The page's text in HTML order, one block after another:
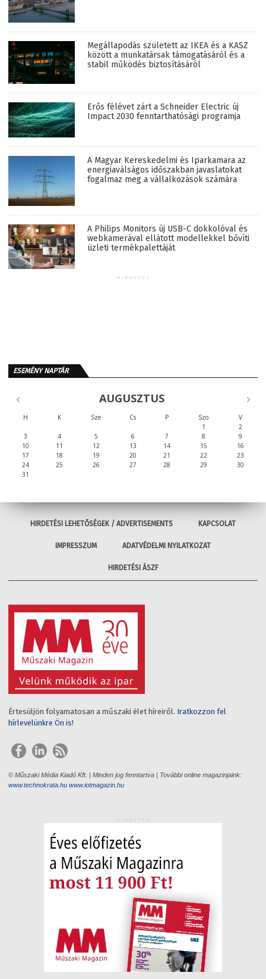
Megállapodás született az IKEA és a KASZ
között a munkatársak támogatásáról és a
stabil működés biztosításáról
Erős félévet zárt a Schneider Electric új
Impact 2030 fenntarthatósági programja
A Magyar Kereskedelmi és Iparkamara az
energiaválságos időszakban javaslatokat
fogalmaz meg a vállalkozások számára
A Philips Monitors új USB-C dokkolóval és
webkamerával ellátott modellekkel bővíti
üzleti termékpalettáját
HIRDETÉS
ESEMÉNY NAPTÁR
AUGUSZTUS
H K Sze Cs P Szo
V
1
2
3
4 5 6 7 8
9
10
11 12 13 14 15
16
17
18 19 20 21 22
23
24
25 26 27 28 29
30
31
HIRDETÉSI LEHETŐSÉGEK / ADVERTISEMENTS KAPCSOLAT
IMPRESSZUM ADATVÉDELMI NYILATKOZAT
HIRDETÉSI ÁSZF
Értesüljön folyamatosan a műszaki élet híreiről. Iratkozzon fel
hírlevelünkre Ön is!
© Műszaki Média Kiadó Kft. | Minden jog fenntartva | További online magazinjaink:
www.technokrata.hu www.iotmagazin.hu
HIRDETÉS